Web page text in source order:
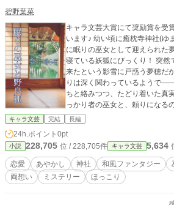
碧野葉菜
キャラ文芸大賞にて奨励賞を受
います♪ 幼い頃に癒枕寺神社(ゆまでらじんじゃ)の僧侶、業華
に眠りの巫女として迎えられた
寝ている妖狐にびっくり！ 突然
来たという影雪に戸惑う夢穂だ
りは深く関わっているようで
ちと絡みつつ、たどり着いた真
っかり者の巫女と、頼りになる
ない脱力系妖狐の眠りを巡るフ
キャラ文芸 完結 長編
24h.ポイント 0pt
小説 228,705 位 / 228,705件 キャラ文芸 5,634
恋愛 あやかし 神社 和風ファンタジー
両想い
ミステリー ほっこり